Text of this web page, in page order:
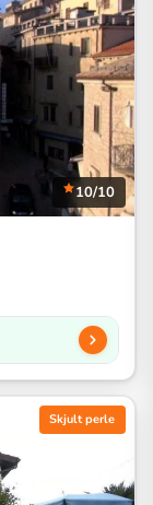
10/10
Skjult perle